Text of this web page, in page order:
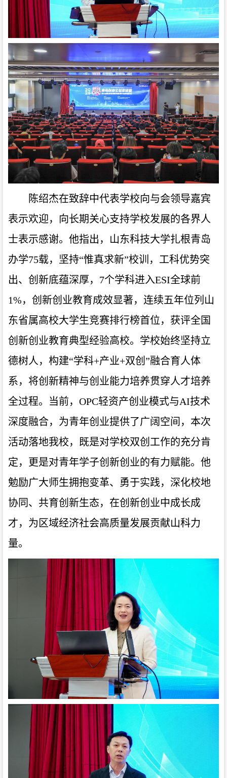
陈绍杰在致辞中代表学校向与会领导嘉宾
表示欢迎，向长期关心支持学校发展的各界人
士表示感谢。他指出，山东科技大学扎根青岛
办学75载，坚持“惟真求新”校训，工科优势突
出、创新底蕴深厚，7个学科进入ESI全球前
1%，创新创业教育成效显著，连续五年位列山
东省属高校大学生竞赛排行榜首位，获评全国
创新创业教育典型经验高校。学校始终坚持立
德树人，构建“学科+产业+双创”融合育人体
系，将创新精神与创业能力培养贯穿人才培养
全过程。当前，OPC轻资产创业模式与AI技术
深度融合，为青年创业提供了广阔空间，本次
活动落地我校，既是对学校双创工作的充分肯
定，更是对青年学子创新创业的有力赋能。他
勉励广大师生拥抱变革、勇于实践，深化校地
协同、共育创新生态，在创新创业中成长成
才，为区域经济社会高质量发展贡献山科力
量。